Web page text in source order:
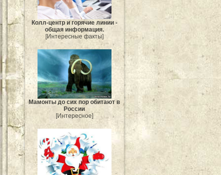
Колл-центр и горячие линии -
общая информация.
[Интересные факты]
Мамонты до сих пор обитают в
России
[Интересное]